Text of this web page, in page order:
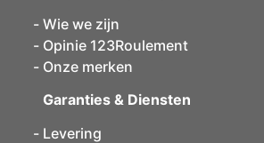
Wie we zijn
Opinie 123Roulement
Onze merken
Garanties & Diensten
Levering